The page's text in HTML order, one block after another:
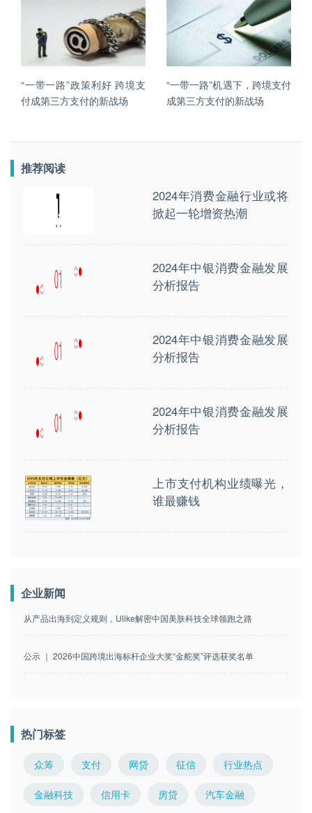
“一带一路”政策利好 跨境支
付成第三方支付的新战场
“一带一路”机遇下，跨境支付
成第三方支付的新战场
推荐阅读
2024年消费金融行业或将
掀起一轮增资热潮
2024年中银消费金融发展
分析报告
2024年中银消费金融发展
分析报告
2024年中银消费金融发展
分析报告
上市支付机构业绩曝光，
谁最赚钱
企业新闻
从产品出海到定义规则，Ulike解密中国美肤科技全球领跑之路
公示 ｜ 2026中国跨境出海标杆企业大奖“金舵奖”评选获奖名单
热门标签
众筹 支付 网贷 征信 行业热点
金融科技 信用卡 房贷 汽车金融